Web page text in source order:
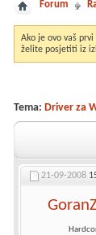
Forum
Ako je ovo vaš
želite posjetiti iz
Tema: Driver za
21-09-2008